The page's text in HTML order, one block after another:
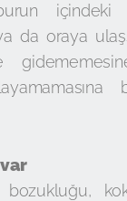
içindeki
da oraya